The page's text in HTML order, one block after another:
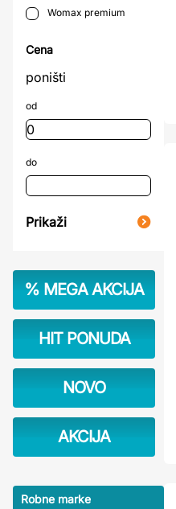
Womax premium
Cena
poništi
od
do
Prikaži
% MEGA AKCIJA
HIT PONUDA
NOVO
AKCIJA
Robne marke